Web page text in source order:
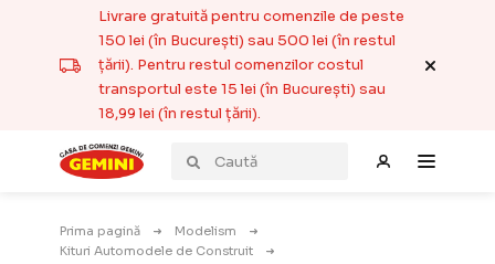
Livrare gratuită pentru comenzile de peste
150 lei (în București) sau 500 lei (în restul
țării). Pentru restul comenzilor costul
transportul este 15 lei (în București) sau
18,99 lei (în restul țării).
Prima pagină
Modelism
Kituri Automodele de Construit